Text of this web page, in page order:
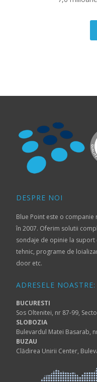
DESPRE NOI
Blue Point este o
în 2007. Oferim solutii
sondaje de opinie la
tehnic, programe de
door etc.
ADRESELE NOASTRE:
BUCURESTI
Sos Oltenitei, nr 87-99,
SLOBOZIA
Bulevardul Matei Basarab,
BUZAU
Clădirea Unirii Center,